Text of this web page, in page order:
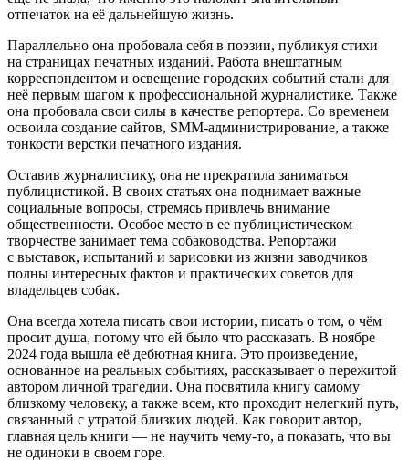
отпечаток на еë дальнейшую жизнь.
Параллельно она пробовала себя в поэзии, публикуя стихи
на страницах печатных изданий. Работа внештатным
корреспондентом и освещение городских событий стали для
неë первым шагом к профессиональной журналистике. Также
она пробовала свои силы в качестве репортера. Со временем
освоила создание сайтов, SMM-администрирование, а также
тонкости верстки печатного издания.
Оставив журналистику, она не прекратила заниматься
публицистикой. В своих статьях она поднимает важные
социальные вопросы, стремясь привлечь внимание
общественности. Особое место в ее публицистическом
творчестве занимает тема собаководства. Репортажи
с выставок, испытаний и зарисовки из жизни заводчиков
полны интересных фактов и практических советов для
владельцев собак.
Она всегда хотела писать свои истории, писать о том, о чëм
просит душа, потому что ей было что рассказать. В ноябре
2024 года вышла еë дебютная книга. Это произведение,
основанное на реальных событиях, рассказывает о пережитой
автором личной трагедии. Она посвятила книгу самому
близкому человеку, а также всем, кто проходит нелегкий путь,
связанный с утратой близких людей. Как говорит автор,
главная цель книги — не научить чему-то, а показать, что вы
не одиноки в своем горе.